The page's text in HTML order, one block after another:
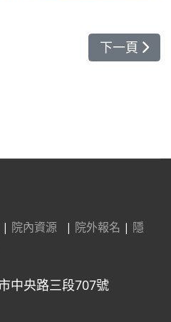
事 花蓮慈院陪腎友健康慶
下一篇文章
下一頁
| 院內資源 | 院外報名 | 隱
中央路三段707號